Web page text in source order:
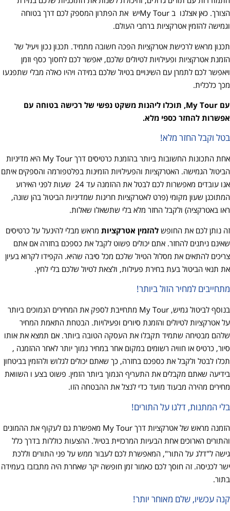
הצורך. כאן אצלנו ב My Tourיש את הפתרון המספק לכם דרך בטוחה
וגמישה להזמין אטרקציות ברחבי העולם.
תכנון מראש לרכישת אטרקציות הפכה חשובה מתמיד. תכנון נכון ויעיל של
הזמנת אטרקציות ופעילויות לטיולים שלכם, יאפשר לכם לחסוך כסף וזמן
ויאפשר לכם לתמרן עם השינויים בטיול שלכם במידה ויהיו כאלה מבלי שתפגעו
מכך כלכלית.
עם My Tour, תוכלו ליהנות משקט נפשי של רכישה בטוחה עם
אפשרות להחזר כספי מלא.
בטל וקבל החזר מלא!
אחת התכונות החשובות ביותר בהזמנת כרטיסים דרך My Tour היא מדיניות
הביטול הגמישה. האטרקציות והפעילויות הזמינות בפלטפורמה והספקים איתם
אנו עובדים מאפשרות לכם לבטל את ההזמנה עד 24 שעות לפני האירוע
המתוכנן שעון מקומי (פרט לאטרקציות חריגות שמדיניות הביטול בהן שונה,
ראו באטרקציה) ולקבל החזר מלא בלי שתשאלו שאלות.
זה נותן לכם את החופש להזמין אטרקציות מראש מבלי להינעל על כרטיסים
שאינם ניתנים להחזר. אתם יכולים פשוט לקבל את כספכם בחזרה אם אתם
צריכים להתאים את מסלול הטיול שלכם מכל סיבה שהיא. הקפידו לקרוא בעיון
את תנאי הביטול בעת בחירת פעילות, ולצאת לטיול שלכם בלי לחץ.
מתחייבים למחיר הזול ביותר!
בנוסף לביטול גמיש, My Tour מתחייבת לספק את המחירים הנמוכים ביותר
על אטרקציות לטיולים והזמנת סיורים ופעילויות. הבטחת התאמת המחיר
שלהם מבטיחה שתמיד תקבלו את העסקה הטובה ביותר. אם תמצא את אותו
סיור, כרטיס או חוויה רשומים במקום אחר במחיר נמוך יותר לאחר ההזמנה ,
תכלו לבטל ולקבל את כספכם בחזרה, כך שאתם יכולים לגלוש ולהזמין בביטחון
בידיעה שאתם מקבלים את התעריף הנמוך ביותר הזמין. פשוט בצע ו השוואת
מחירים מהירה מבעוד מועד כדי לנצל את ההבטחה הזו.
בלי המתנות, דלגו על התורים!
הזמנה מראש של אטרקציות דרך My Tour מאפשרת גם לעקוף את ההמונים
והתורים הארוכים אחת הבעיות המרכזיית בטיול. ההצעות כוללות בדרך כלל
גישה ל"דלג על התור", המאפשרת לכם לעבור ממש על פני התורים וללכת
ישר לכניסה. זה חוסך לכם כאמור זמן חופשה יקר שאחרת היה מתבזבז בעמידה
בתור.
קנה עכשיו, שלם מאוחר יותר!